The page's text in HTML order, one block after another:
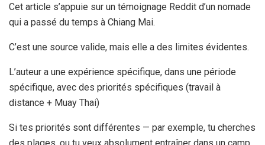
Cet article s’appuie sur un témoignage Reddit d’un nomade
qui a passé du temps à Chiang Mai.
C’est une source valide, mais elle a des limites évidentes.
L’auteur a une expérience spécifique, dans une période
spécifique, avec des priorités spécifiques (travail à
distance + Muay Thai)
Si tes priorités sont différentes — par exemple, tu cherches